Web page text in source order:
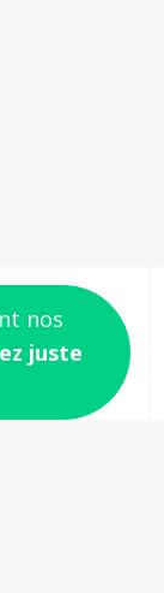
nos
juste